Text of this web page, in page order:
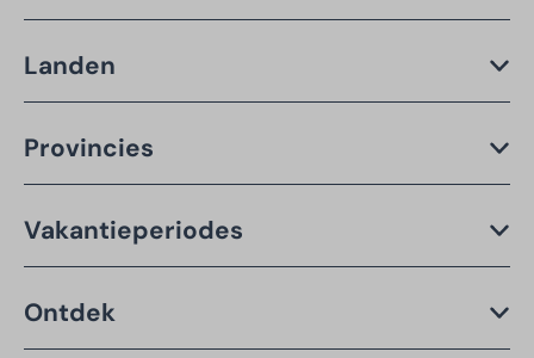
Landen
Provincies
Vakantieperiodes
Ontdek